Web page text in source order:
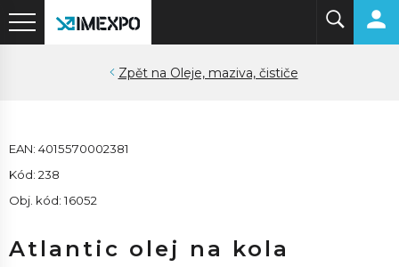
Oleje, maziva, čističe
EAN: 4015570002381
Kód: 238
Obj. kód: 16052
Atlantic olej na kola